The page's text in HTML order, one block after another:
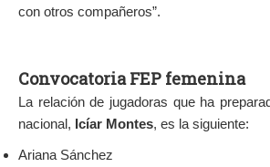
con otros compañeros”.
Convocatoria FEP femenina
La relación de jugadoras que ha
nacional, Icíar Montes, es la siguiente:
Ariana Sánchez